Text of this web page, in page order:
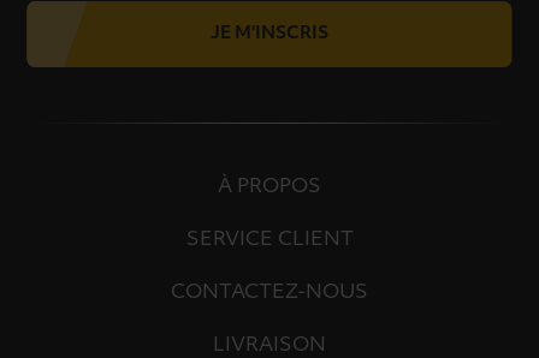
JE M'INSCRIS
À PROPOS
SERVICE CLIENT
CONTACTEZ-NOUS
LIVRAISON